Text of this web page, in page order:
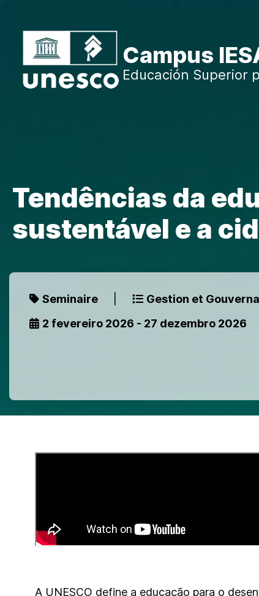
Campus
Educación Superior
Tendências da
sustentável e a
Seminaire Gestion et
2 fevereiro 2026 - 27 dezembro 2026
A UNESCO define a educação para o